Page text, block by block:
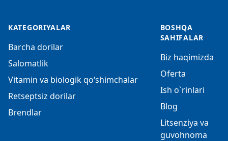
KATEGORIYALAR
Barcha dorilar
Salomatlik
Vitamin va biologik qo‘shimchalar
Retseptsiz dorilar
Brendlar
BOSHQA
SAHIFALAR
Biz haqimizda
Oferta
Ish o`rinlari
Blog
Litsenziya va
guvohnoma